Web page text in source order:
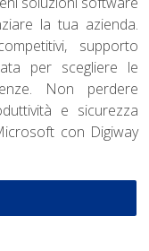
la tua azienda.
supporto
per scegliere le
Non perdere
e sicurezza
con Digiway